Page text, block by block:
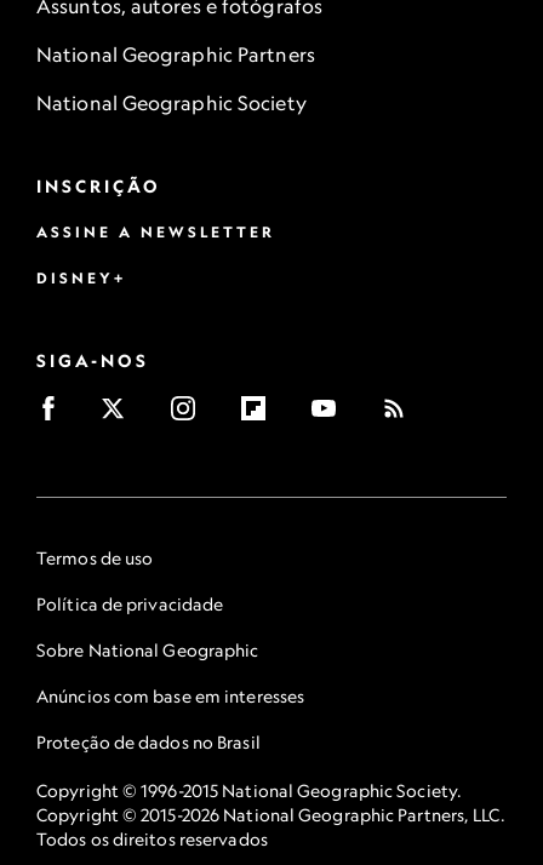
Assuntos, autores e fotógrafos
National Geographic Partners
National Geographic Society
INSCRIÇÃO
ASSINE A NEWSLETTER
DISNEY+
SIGA-NOS
Termos de uso
Política de privacidade
Sobre National Geographic
Anúncios com base em interesses
Proteção de dados no Brasil
Copyright © 1996-2015 National Geographic Society.
Copyright © 2015-2026 National Geographic Partners, LLC.
Todos os direitos reservados